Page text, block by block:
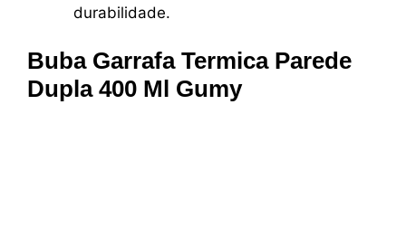
durabilidade.
Buba Garrafa Termica Parede
Dupla 400 Ml Gumy